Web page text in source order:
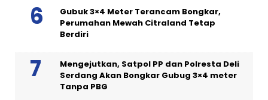
Gubuk 3×4 Meter Terancam Bongkar,
Perumahan Mewah Citraland Tetap
Berdiri
Mengejutkan, Satpol PP dan Polresta Deli
Serdang Akan Bongkar Gubug 3×4 meter
Tanpa PBG